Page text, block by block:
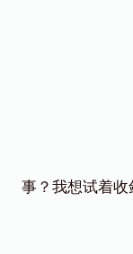
事？我想试着